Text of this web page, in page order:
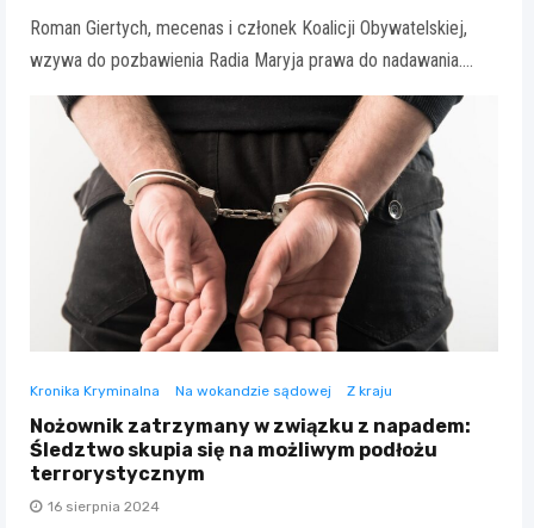
Roman Giertych, mecenas i członek Koalicji Obywatelskiej,
wzywa do pozbawienia Radia Maryja prawa do nadawania.…
Kronika Kryminalna Na wokandzie sądowej Z kraju
Nożownik zatrzymany w związku z napadem:
Śledztwo skupia się na możliwym podłożu
terrorystycznym
16 sierpnia 2024